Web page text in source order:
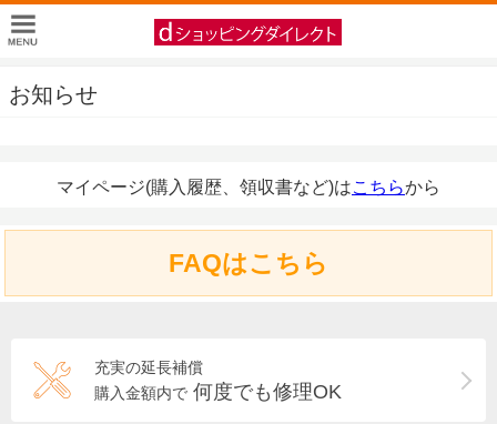
お知らせ
マイページ(購入履歴、領収書など)はこちらから
FAQはこちら
充実の延長補償
購入金額内で 何度でも修理OK